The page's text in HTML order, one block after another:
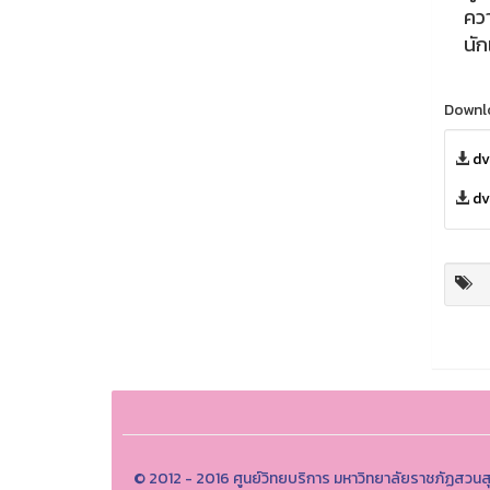
ค
นั
© 2012 - 2016 ศูนย์วิทยบริการ มหาวิทยาลัยราชภัฏสวน